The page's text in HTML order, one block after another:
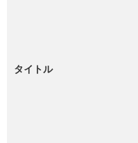
タイトル